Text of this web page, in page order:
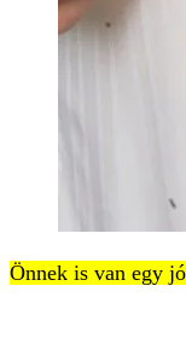
Önnek is van egy